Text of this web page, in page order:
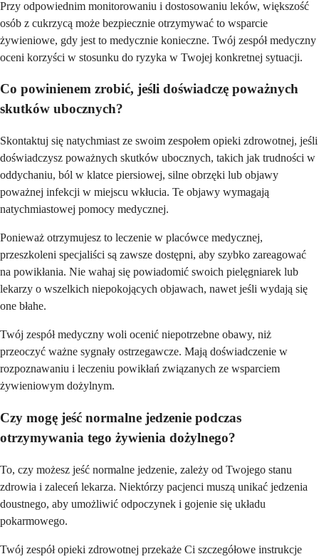
Przy odpowiednim monitorowaniu i dostosowaniu leków, większość
osób z cukrzycą może bezpiecznie otrzymywać to wsparcie
żywieniowe, gdy jest to medycznie konieczne. Twój zespół medyczny
oceni korzyści w stosunku do ryzyka w Twojej konkretnej sytuacji.
Co powinienem zrobić, jeśli doświadczę poważnych
skutków ubocznych?
Skontaktuj się natychmiast ze swoim zespołem opieki zdrowotnej, jeśli
doświadczysz poważnych skutków ubocznych, takich jak trudności w
oddychaniu, ból w klatce piersiowej, silne obrzęki lub objawy
poważnej infekcji w miejscu wkłucia. Te objawy wymagają
natychmiastowej pomocy medycznej.
Ponieważ otrzymujesz to leczenie w placówce medycznej,
przeszkoleni specjaliści są zawsze dostępni, aby szybko zareagować
na powikłania. Nie wahaj się powiadomić swoich pielęgniarek lub
lekarzy o wszelkich niepokojących objawach, nawet jeśli wydają się
one błahe.
Twój zespół medyczny woli ocenić niepotrzebne obawy, niż
przeoczyć ważne sygnały ostrzegawcze. Mają doświadczenie w
rozpoznawaniu i leczeniu powikłań związanych ze wsparciem
żywieniowym dożylnym.
Czy mogę jeść normalne jedzenie podczas
otrzymywania tego żywienia dożylnego?
To, czy możesz jeść normalne jedzenie, zależy od Twojego stanu
zdrowia i zaleceń lekarza. Niektórzy pacjenci muszą unikać jedzenia
doustnego, aby umożliwić odpoczynek i gojenie się układu
pokarmowego.
Twój zespół opieki zdrowotnej przekaże Ci szczegółowe instrukcje